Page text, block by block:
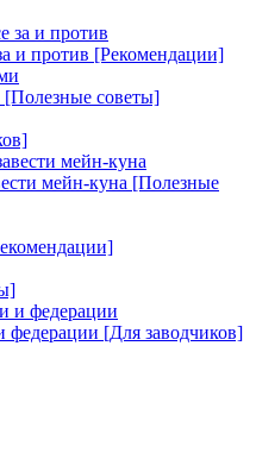
и против [Рекомендации]
[Полезные советы]
мейн-куна [Полезные
федерации [Для заводчиков]